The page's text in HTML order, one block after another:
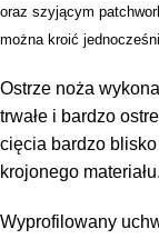
oraz szyjącym
można kroić
Ostrze noża
trwałe i bardzo
cięcia bardzo
krojonego materiału.
Wyprofilowany